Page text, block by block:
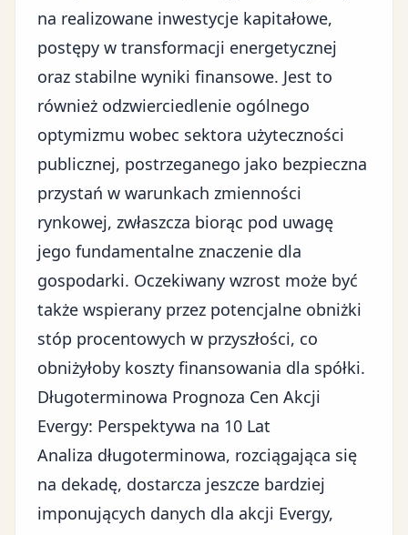
na realizowane inwestycje kapitałowe,
postępy w transformacji energetycznej
oraz stabilne wyniki finansowe. Jest to
również odzwierciedlenie ogólnego
optymizmu wobec sektora użyteczności
publicznej, postrzeganego jako bezpieczna
przystań w warunkach zmienności
rynkowej, zwłaszcza biorąc pod uwagę
jego fundamentalne znaczenie dla
gospodarki. Oczekiwany wzrost może być
także wspierany przez potencjalne obniżki
stóp procentowych w przyszłości, co
obniżyłoby koszty finansowania dla spółki.
Długoterminowa Prognoza Cen Akcji
Evergy: Perspektywa na 10 Lat
Analiza długoterminowa, rozciągająca się
na dekadę, dostarcza jeszcze bardziej
imponujących danych dla akcji Evergy,